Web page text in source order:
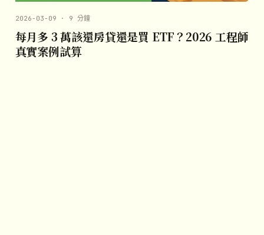
2026-03-09 · 9 分鐘
每月多 3 萬該還房貸還是買 ETF？2026 工程師
真實案例試算